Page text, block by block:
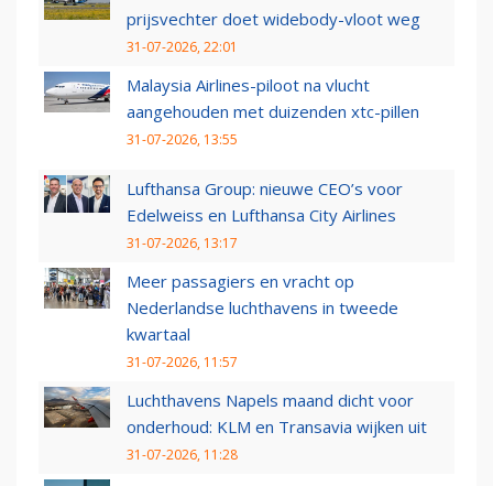
prijsvechter doet widebody-vloot weg
31-07-2026, 22:01
Malaysia Airlines-piloot na vlucht
aangehouden met duizenden xtc-pillen
31-07-2026, 13:55
Lufthansa Group: nieuwe CEO’s voor
Edelweiss en Lufthansa City Airlines
31-07-2026, 13:17
Meer passagiers en vracht op
Nederlandse luchthavens in tweede
kwartaal
31-07-2026, 11:57
Luchthavens Napels maand dicht voor
onderhoud: KLM en Transavia wijken uit
31-07-2026, 11:28